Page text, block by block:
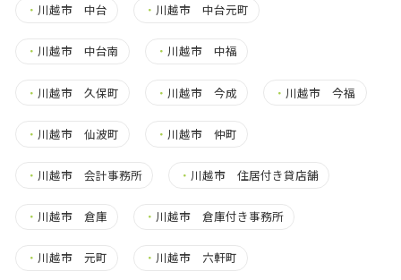
・ 川越市 中台 ・ 川越市 中台元町
・ 川越市 中台南 ・ 川越市 中福
・ 川越市 久保町 ・ 川越市 今成 ・ 川越市 今福
・ 川越市 仙波町 ・ 川越市 仲町
・ 川越市 会計事務所 ・ 川越市 住居付き貸店舗
・ 川越市 倉庫 ・ 川越市 倉庫付き事務所
・ 川越市 元町 ・ 川越市 六軒町